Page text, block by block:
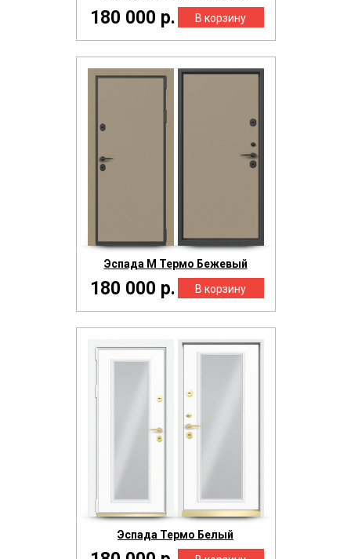
180 000 р.
Эспада М Термо Бежевый
180 000 р.
Эспада Термо Белый